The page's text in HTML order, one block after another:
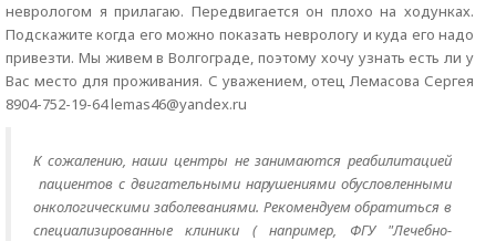
неврологом я прилагаю. Передвигается он плохо на ходунках.
Подскажите когда его можно показать неврологу и куда его надо
привезти. Мы живем в Волгограде, поэтому хочу узнать есть ли у
Вас место для проживания. С уважением, отец Лемасова Сергея
8904-752-19-64 lemas46@yandex.ru
К сожалению, наши центры не занимаются реабилитацией
пациентов c двигательными нарушениями обусловленными
онкологическими заболеваниями. Рекомендуем обратиться в
специализированные клиники ( например, ФГУ "Лечебно-